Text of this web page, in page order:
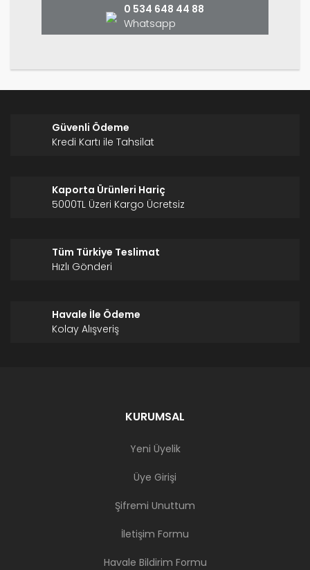
0 534 648 44 88
Whatsapp
Güvenli Ödeme
Kredi Kartı ile Tahsilat
Kaporta Ürünleri Hariç
5000TL Üzeri Kargo Ücretsiz
Tüm Türkiye Teslimat
Hızlı Gönderi
Havale İle Ödeme
Kolay Alışveriş
KURUMSAL
Yeni Üyelik
Üye Girişi
Şifremi Unuttum
İletişim Formu
Havale Bildirim Formu